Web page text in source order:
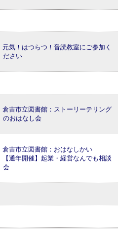
元気！はつらつ！音読教室にご参加く
ださい
倉吉市立図書館：ストーリーテリング
のおはなし会
倉吉市立図書館：おはなしかい
【通年開催】起業・経営なんでも相談
会